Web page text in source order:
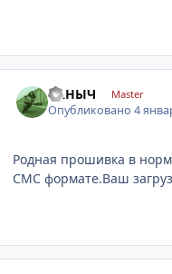
САНЫЧ Master
Опубликовано4
Родная прошивка в
СМС формате.Ваш